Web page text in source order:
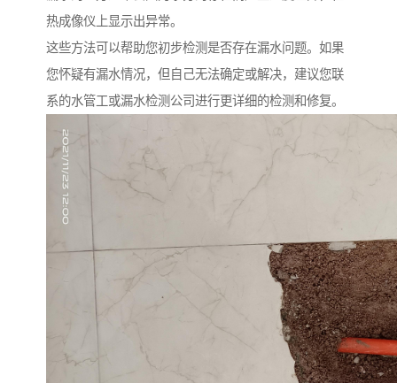
热成像仪上显示出异常。
这些方法可以帮助您初步检测是否存在漏水问题。如果
您怀疑有漏水情况，但自己无法确定或解决，建议您联
系的水管工或漏水检测公司进行更详细的检测和修复。